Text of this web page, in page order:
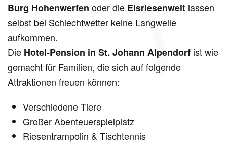
Burg Hohenwerfen oder die Eisriesenwelt lassen
selbst bei Schlechtwetter keine Langweile
aufkommen.
Die Hotel-Pension in St. Johann Alpendorf ist wie
gemacht für Familien, die sich auf folgende
Attraktionen freuen können:
Verschiedene Tiere
Großer Abenteuerspielplatz
Riesentrampolin & Tischtennis